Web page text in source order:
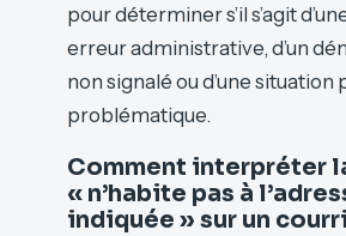
pour déterminer s’il s’agit
erreur administrative, d’un
non signalé ou d’une situation
problématique.
Comment interpréter
« n’habite pas à
indiquée » sur un